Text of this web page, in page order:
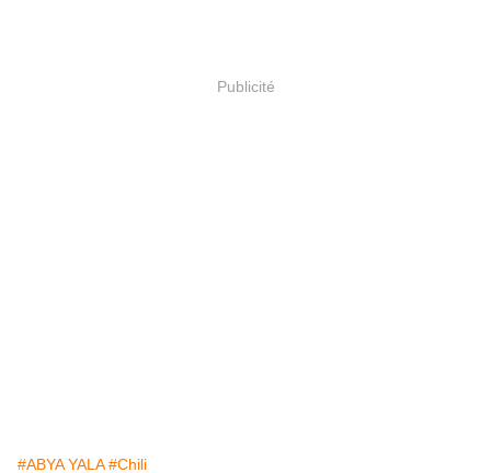
Publicité
#ABYA YALA #Chili